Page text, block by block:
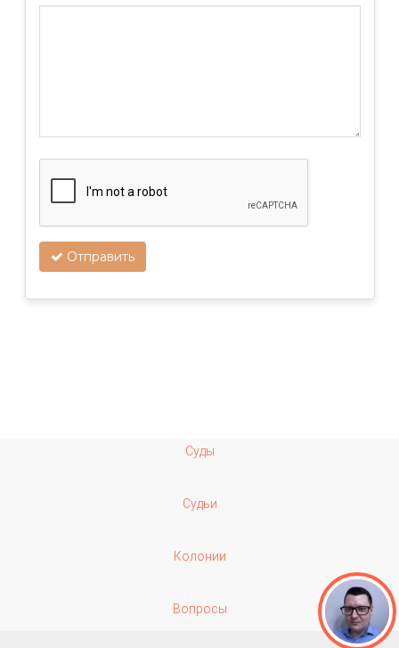
Отправить
Суды
Судьи
Колонии
Вопросы